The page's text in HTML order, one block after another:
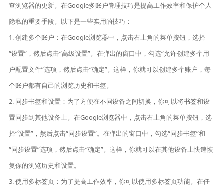
查浏览器的更新。在Google多账户管理技巧是提高工作效率和保护个人
隐私的重要手段。以下是一些实用的技巧：
1. 创建多个账户：在Google浏览器中，点击右上角的菜单按钮，选择
“设置”，然后点击“高级设置”。在弹出的窗口中，勾选“允许创建多个用
户配置文件”选项，然后点击“确定”。这样，你就可以创建多个账户，每
个账户都有自己的浏览历史和书签。
2. 同步书签和设置：为了方便在不同设备之间切换，你可以将书签和设
置同步到其他设备上。在Google浏览器中，点击右上角的菜单按钮，选
择“设置”，然后点击“同步设置”。在弹出的窗口中，勾选“同步书签”和
“同步设置”选项，然后点击“确定”。这样，你就可以在其他设备上快速恢
复你的浏览历史和设置。
3. 使用多标签页：为了提高工作效率，你可以使用多标签页功能。在任